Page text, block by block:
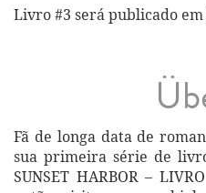
Livro #3 será publicado
Fã de longa data de
sua primeira série de
SUNSET HARBOR –